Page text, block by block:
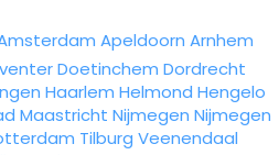
Apeldoorn Arnhem
Doetinchem Dordrecht
Haarlem Helmond Hengelo
Maastricht Nijmegen Nijmegen
Tilburg Veenendaal